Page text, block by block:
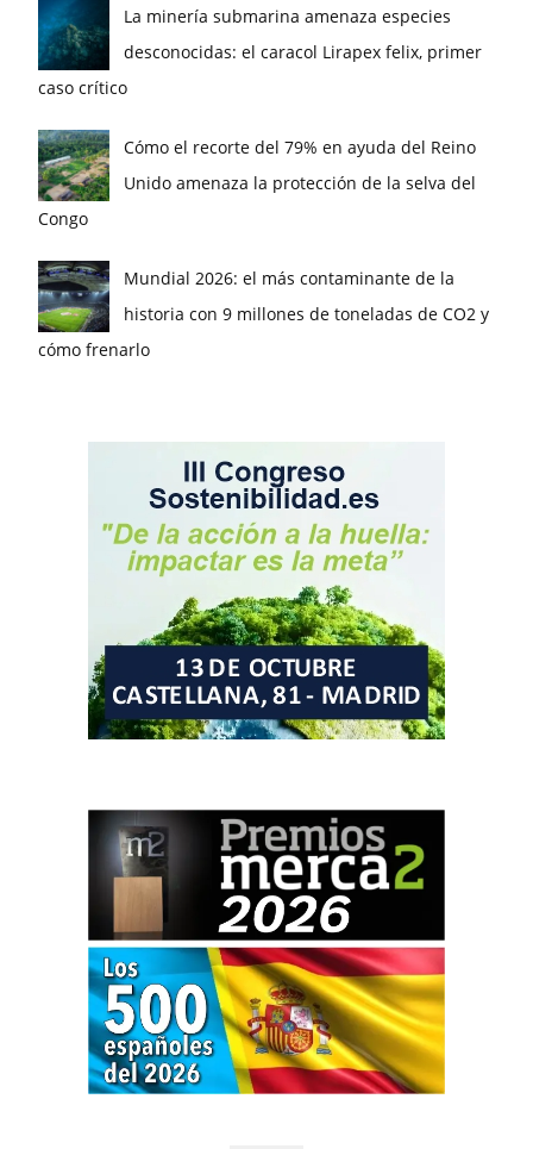
La minería submarina amenaza especies
desconocidas: el caracol Lirapex felix, primer
caso crítico
Cómo el recorte del 79% en ayuda del Reino
Unido amenaza la protección de la selva del
Congo
Mundial 2026: el más contaminante de la
historia con 9 millones de toneladas de CO2 y
cómo frenarlo